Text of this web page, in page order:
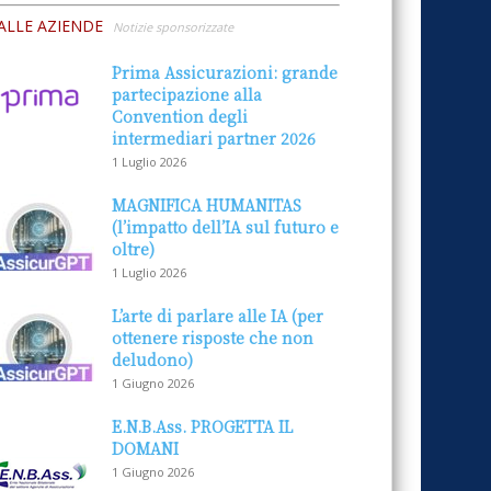
AZIENDE Notizie sponsorizzate
Prima Assicurazioni: grande
partecipazione alla
Convention degli
intermediari partner 2026
1 Luglio 2026
MAGNIFICA HUMANITAS
(l’impatto dell’IA sul futuro e
oltre)
1 Luglio 2026
L’arte di parlare alle IA (per
ottenere risposte che non
deludono)
1 Giugno 2026
E.N.B.Ass. PROGETTA IL
DOMANI
1 Giugno 2026